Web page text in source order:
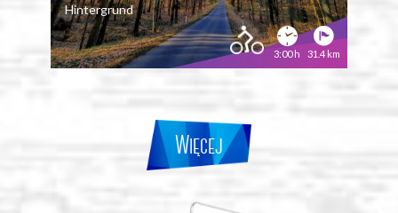
Hintergrund
3:00 h 31.4 km
Więcej